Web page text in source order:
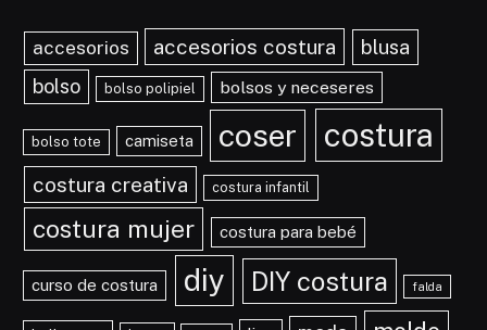
accesorios accesorios costura blusa
bolso bolso polipiel bolsos y neceseres
bolso tote camiseta coser costura
costura creativa costura infantil
costura mujer costura para bebé
curso de costura diy DIY costura falda